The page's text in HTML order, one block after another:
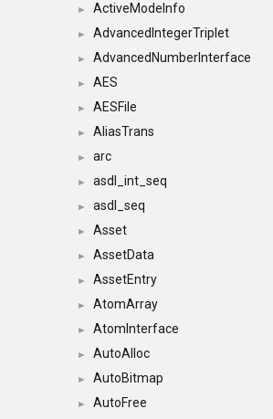
► ActiveModeInfo
► AdvancedIntegerTriplet
► AdvancedNumberInterface
► AES
► AESFile
► AliasTrans
► arc
► asdl_int_seq
► asdl_seq
► Asset
► AssetData
► AssetEntry
► AtomArray
► AtomInterface
► AutoAlloc
► AutoBitmap
► AutoFree